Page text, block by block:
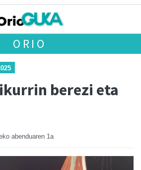
ORIO
berezi eta
abenduaren 1a